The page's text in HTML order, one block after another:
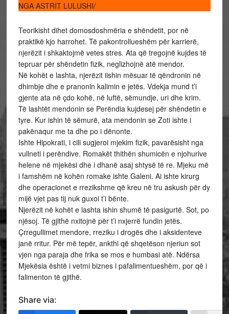
NGA ASTRIT LULUSHI/
Teorikisht dihet domosdoshmëria e shëndetit, por në
praktikë kjo harrohet. Të pakontrollueshëm për karrierë,
njerëzit i shkaktojmë vetes stres. Ata që tregojnë kujdes të
tepruar për shëndetin fizik, neglizhojnë atë mendor.
Në kohët e lashta, njerëzit iishin mësuar të qëndronin në
dhimbje dhe e pranonin kalimin e jetës. Vdekja mund t’i
gjente ata në çdo kohë, në luftë, sëmundje, uri dhe krim.
Të lashtët mendonin se Perëndia kujdesej për shëndetin e
tyre. Kur ishin të sëmurë, ata mendonin se Zoti ishte i
pakënaqur me ta dhe po i dënonte.
Ishte Hipokrati, i cili sugjeroi mjekim fizik, pavarësisht nga
vullneti i perëndive. Romakët thithën shumicën e njohurive
helene në mjekësi dhe i dhanë asaj shtysë të re. Mjeku më
i famshëm në kohën romake ishte Galeni. Ai ishte kirurg
dhe operacionet e rrezikshme që kreu në tru askush për dy
mijë vjet pas tij nuk guxoi t’i bënte.
Njerëzit në kohët e lashta ishin shumë të pasigurtë. Sot, po
njësoj. Të gjithë nxitojnë për t’i nxjerrë fundin jetës.
Çrregullimet mendore, rreziku i drogës dhe i aksidenteve
janë rritur. Për më tepër, ankthi që shqetëson njeriun sot
vjen nga paraja dhe frika se mos e humbasi atë. Ndërsa
Mjekësia është i vetmi biznes i pafalimentueshëm, por që i
falimenton të gjithë.
Share via: